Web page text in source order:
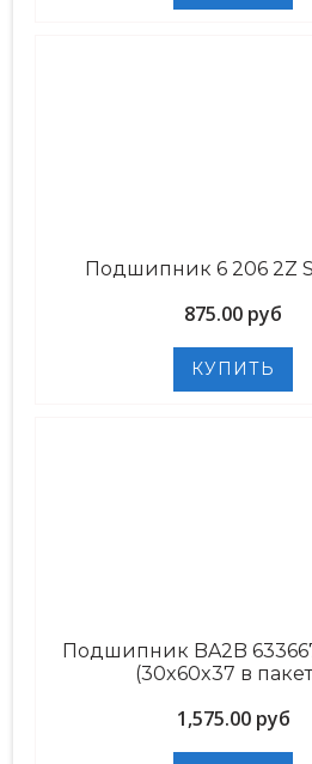
Подшипник 6 206 2Z
875.00 руб
Подшипник BA2B
(30x60x37 в
1,575.00 руб